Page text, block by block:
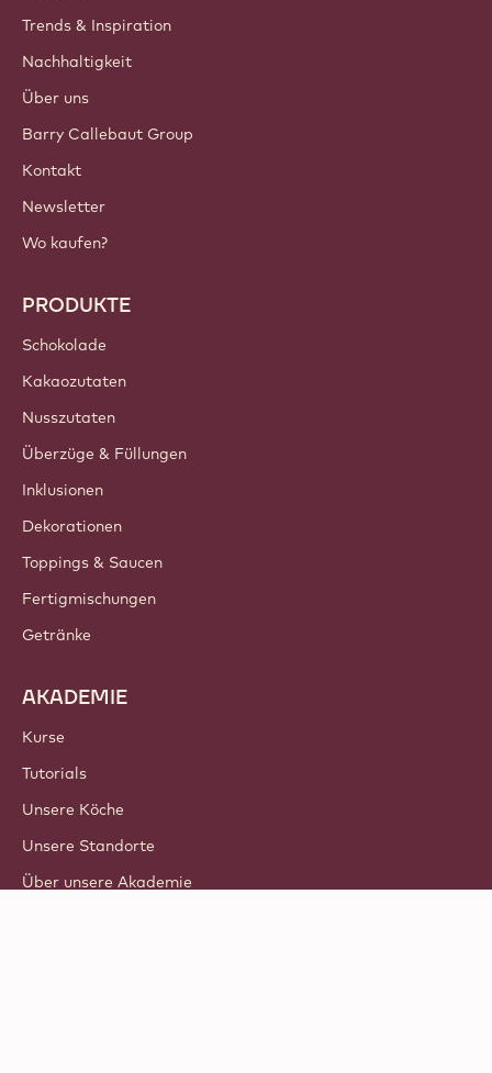
Trends & Inspiration
Nachhaltigkeit
Über uns
Barry Callebaut Group
Kontakt
Newsletter
Wo kaufen?
PRODUKTE
Schokolade
Kakaozutaten
Nusszutaten
Überzüge & Füllungen
Inklusionen
Dekorationen
Toppings & Saucen
Fertigmischungen
Getränke
AKADEMIE
Kurse
Tutorials
Unsere Köche
Unsere Standorte
Über unsere Akademie